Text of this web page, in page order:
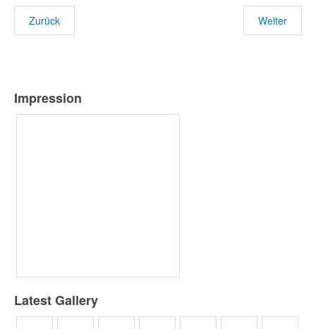
Zurück Weiter
Impression
Latest Gallery